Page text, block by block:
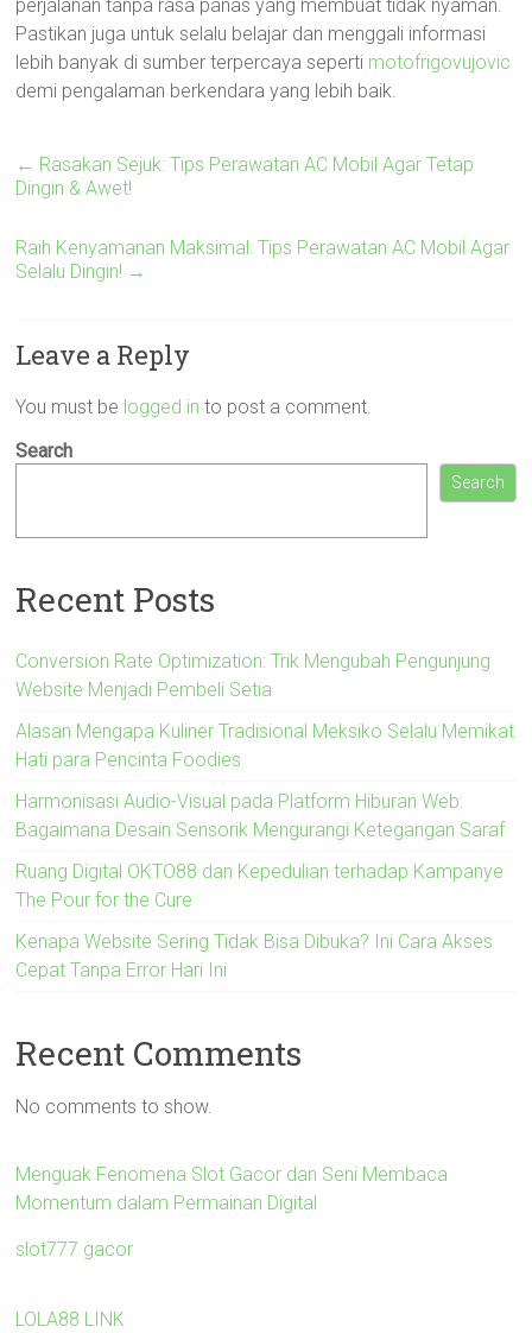
perjalanan tanpa rasa panas yang membuat tidak nyaman.
Pastikan juga untuk selalu belajar dan menggali informasi
lebih banyak di sumber terpercaya seperti motofrigovujovic
demi pengalaman berkendara yang lebih baik.
← Rasakan Sejuk: Tips Perawatan AC Mobil Agar Tetap
Dingin & Awet!
Raih Kenyamanan Maksimal: Tips Perawatan AC Mobil Agar
Selalu Dingin! →
Leave a Reply
You must be logged in to post a comment.
Search
Search
Recent Posts
Conversion Rate Optimization: Trik Mengubah Pengunjung
Website Menjadi Pembeli Setia
Alasan Mengapa Kuliner Tradisional Meksiko Selalu Memikat
Hati para Pencinta Foodies
Harmonisasi Audio-Visual pada Platform Hiburan Web:
Bagaimana Desain Sensorik Mengurangi Ketegangan Saraf
Ruang Digital OKTO88 dan Kepedulian terhadap Kampanye
The Pour for the Cure
Kenapa Website Sering Tidak Bisa Dibuka? Ini Cara Akses
Cepat Tanpa Error Hari Ini
Recent Comments
No comments to show.
Menguak Fenomena Slot Gacor dan Seni Membaca
Momentum dalam Permainan Digital
slot777 gacor
LOLA88 LINK